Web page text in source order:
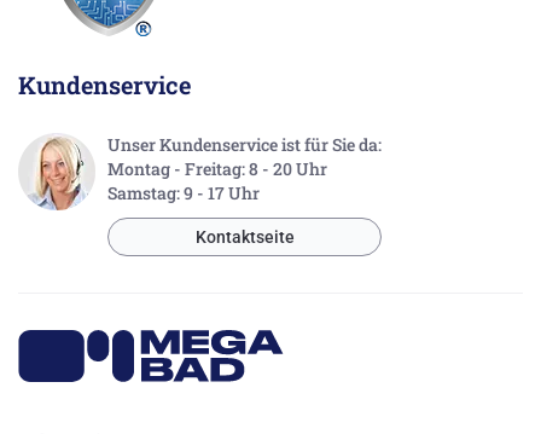
Kundenservice
Unser Kundenservice ist für Sie da:
Montag - Freitag: 8 - 20 Uhr
Samstag: 9 - 17 Uhr
Kontaktseite